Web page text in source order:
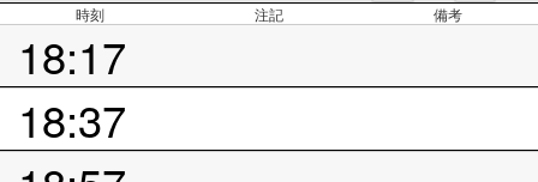
時刻 注記 備考
18:17
18:37